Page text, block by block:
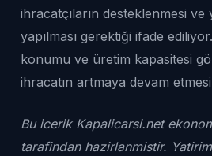
ihracatçıların desteklenmesi ve
yapılması gerektiği ifade
konumu ve üretim kapasitesi
ihracatın artmaya devam
Bu icerik Kapalicarsi.net
tarafindan hazirlanmistir.